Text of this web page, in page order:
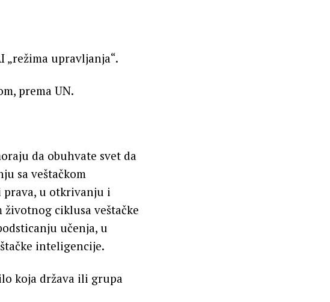
„režima upravljanja“.
prema UN.
da obuhvate svet da
sa veštačkom
prava, u otkrivanju i
ciklusa veštačke
učenja, u
inteligencije.
koja država ili grupa